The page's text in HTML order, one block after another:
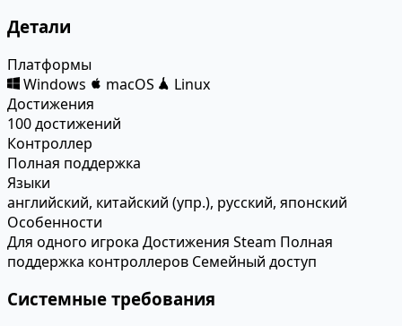
Детали
Платформы
Windows
macOS
Linux
Достижения
100 достижений
Контроллер
Полная поддержка
Языки
английский, китайский (упр.), русский, японский
Особенности
Для одного игрока Достижения Steam Полная
поддержка контроллеров Семейный доступ
Системные требования